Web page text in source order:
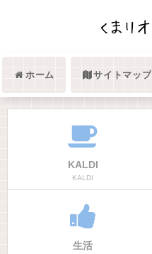
ホーム サイトマップ
KALDI
KALDI
生活